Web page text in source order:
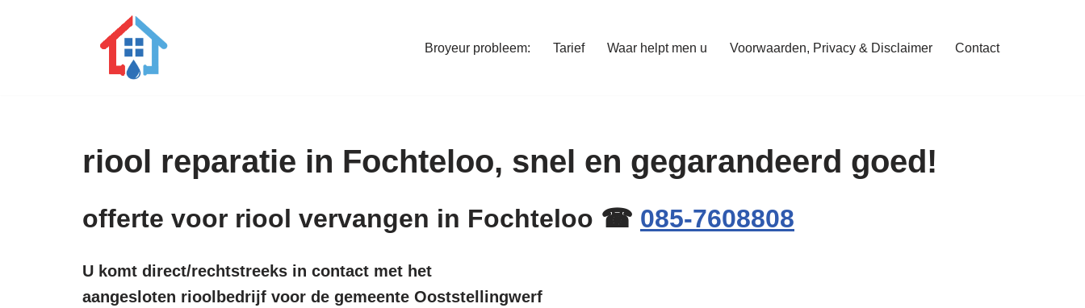
Broyeur probleem: Tarief Waar helpt men u Voorwaarden, Privacy & Disclaimer Contact
riool reparatie in Fochteloo, snel en gegarandeerd goed!
offerte voor riool vervangen in Fochteloo ☎ 085-7608808
U komt direct/rechtstreeks in contact met het
aangesloten rioolbedrijf voor de gemeente Ooststellingwerf